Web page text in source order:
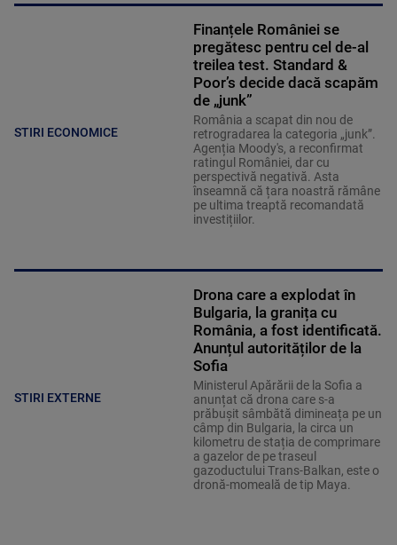
STIRI ECONOMICE
Finanțele României se
pregătesc pentru cel de-al
treilea test. Standard &
Poor’s decide dacă scapăm
de „junk”
România a scapat din nou de
retrogradarea la categoria „junk”.
Agenția Moody's, a reconfirmat
ratingul României, dar cu
perspectivă negativă. Asta
înseamnă că țara noastră rămâne
pe ultima treaptă recomandată
investițiilor.
STIRI EXTERNE
Drona care a explodat în
Bulgaria, la granița cu
România, a fost identificată.
Anunțul autorităților de la
Sofia
Ministerul Apărării de la Sofia a
anunțat că drona care s-a
prăbușit sâmbătă dimineața pe un
câmp din Bulgaria, la circa un
kilometru de stația de comprimare
a gazelor de pe traseul
gazoductului Trans-Balkan, este o
dronă-momeală de tip Maya.